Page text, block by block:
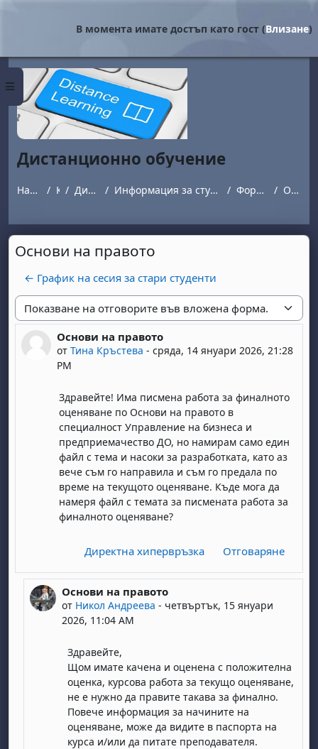
Страничен панел
В момента имате достъп като гост (Влизане)
Дистанционно обучение
Начална страница Курсове Дистанционно обучение Информация за студенти обучаващи се в програми с дистанционна форма на обучение. Форум за въпроси и отговори Основи на правото
Основи на правото
← График на сесия за стари студенти
Начин на показване
Основи на правото
отТина Кръстева -сряда, 14 януари 2026, 21:28
PM
Number of replies: 1
Здравейте! Има писмена работа за финалното
оценяване по Основи на правото в
специалност Управление на бизнеса и
предприемачество ДО, но намирам само един
файл с тема и насоки за разработката, като аз
вече съм го направила и съм го предала по
време на текущото оценяване. Къде мога да
намеря файл с темата за писмената работа за
финалното оценяване?
Директна хипервръзка Отговаряне
In reply to Тина Кръстева
Основи на правото
от Никол Андреева - четвъртък, 15 януари
2026, 11:04 AM
Здравейте,
Щом имате качена и оценена с положителна
оценка, курсова работа за текущо оценяване,
не е нужно да правите такава за финално.
Повече информация за начините на
оценяване, може да видите в паспорта на
курса и/или да питате преподавателя.